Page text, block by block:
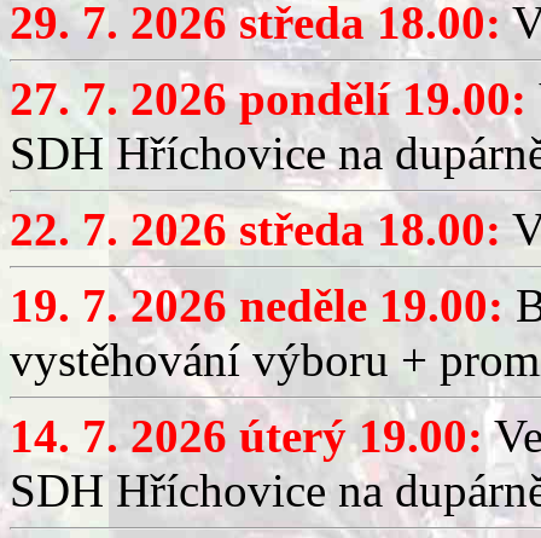
29. 7. 2026 středa 18.00:
27. 7. 2026 pondělí 19.00:
SDH Hříchovice na
22. 7. 2026 středa 18.00:
19. 7. 2026 neděle 19.00:
vystěhování výboru +
14. 7. 2026 úterý 19.00:
SDH Hříchovice na